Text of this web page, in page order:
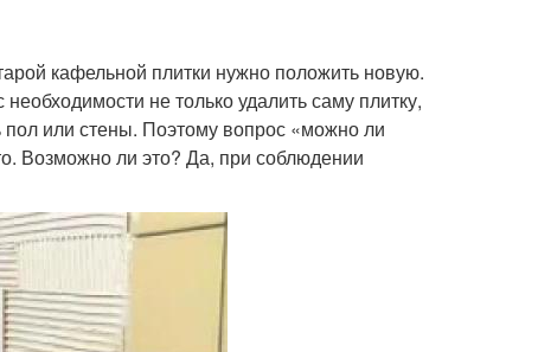
кафельной плитки нужно положить новую.
не только удалить саму плитку,
или стены. Поэтому вопрос «можно ли
Возможно ли это? Да, при соблюдении